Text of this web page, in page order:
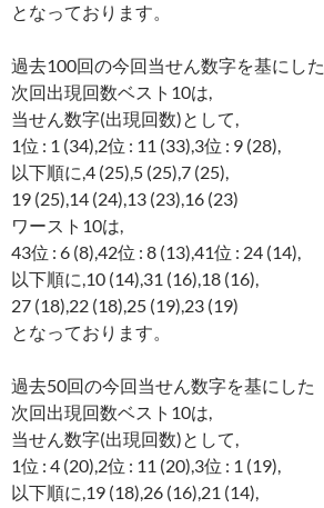
となっております。
過去100回の今回当せん数字を基にした
次回出現回数ベスト10は,
当せん数字(出現回数)として,
1位 : 1 (34),2位 : 11 (33),3位 : 9 (28),
以下順に,4 (25),5 (25),7 (25),
19 (25),14 (24),13 (23),16 (23)
ワースト10は,
43位 : 6 (8),42位 : 8 (13),41位 : 24 (14),
以下順に,10 (14),31 (16),18 (16),
27 (18),22 (18),25 (19),23 (19)
となっております。
過去50回の今回当せん数字を基にした
次回出現回数ベスト10は,
当せん数字(出現回数)として,
1位 : 4 (20),2位 : 11 (20),3位 : 1 (19),
以下順に,19 (18),26 (16),21 (14),